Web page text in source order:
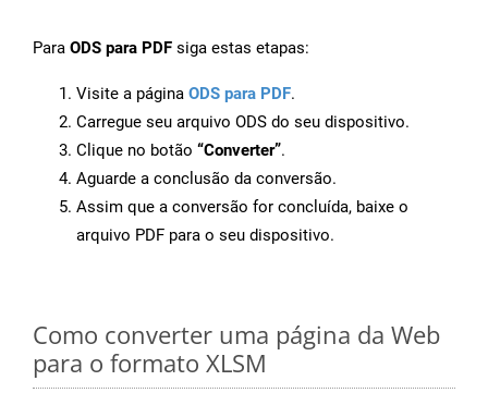
Para ODS para PDF siga estas etapas:
Visite a página ODS para PDF.
Carregue seu arquivo ODS do seu dispositivo.
Clique no botão “Converter”.
Aguarde a conclusão da conversão.
Assim que a conversão for concluída, baixe o
arquivo PDF para o seu dispositivo.
Como converter uma página da Web
para o formato XLSM